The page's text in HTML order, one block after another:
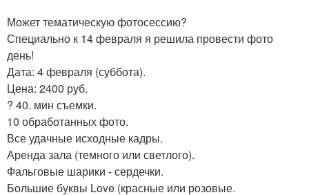
Может тематическую фотосессию?
Специально к 14 февраля я решила провести фото
день!
Дата: 4 февраля (суббота).
Цена: 2400 руб.
? 40. мин съемки.
10 обработанных фото.
Все удачные исходные кадры.
Аренда зала (темного или светлого).
Фальговые шарики - сердечки.
Большие буквы Love (красные или розовые.